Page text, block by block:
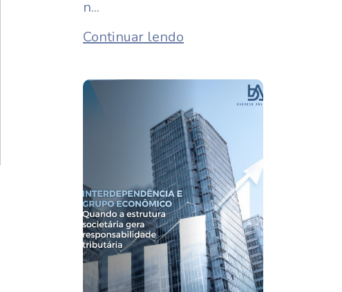
n...
Continuar lendo